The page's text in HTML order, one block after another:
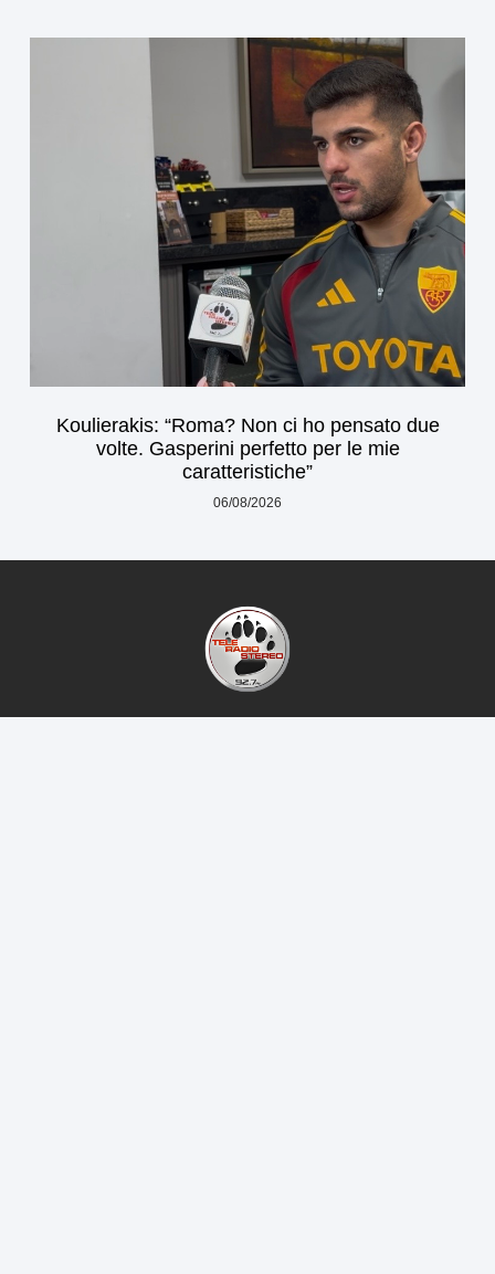
Koulierakis: “Roma? Non ci ho pensato due
volte. Gasperini perfetto per le mie
caratteristiche”
06/08/2026